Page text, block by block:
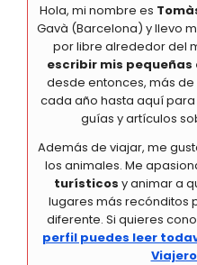
Hola, mi nombre es
Gavà (Barcelona) y llevo
por libre alrededor del
escribir mis
desde entonces, más
cada año hasta aquí
guías y artículos
Además de viajar, me
los animales. Me
turísticos y animar a
lugares más recónditos
diferente. Si quieres
perfil puedes leer